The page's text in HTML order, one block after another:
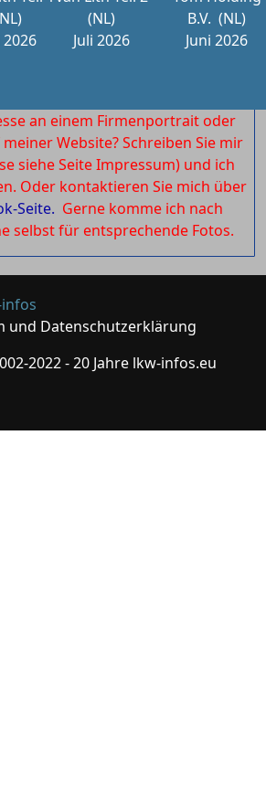
2026
(NL)
Juli 2026
B.V. (NL)
Juni 2026
an einem Firmenportrait oder
Website? Schreiben Sie mir
siehe Seite Impressum) und ich
Oder kontaktieren Sie mich über
Seite. Gerne komme ich nach
selbst für entsprechende Fotos.
und Datenschutzerklärung
2022 - 20 Jahre lkw-infos.eu